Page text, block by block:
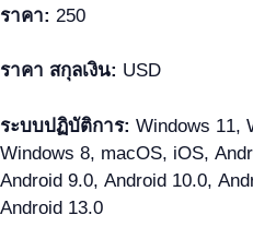
ราคา: 250
ราคา สกุลเงิน: USD
ระบบปฏิบัติการ: Windows 11,
Windows 8, macOS, iOS,
Android 9.0, Android 10.0,
Android 13.0